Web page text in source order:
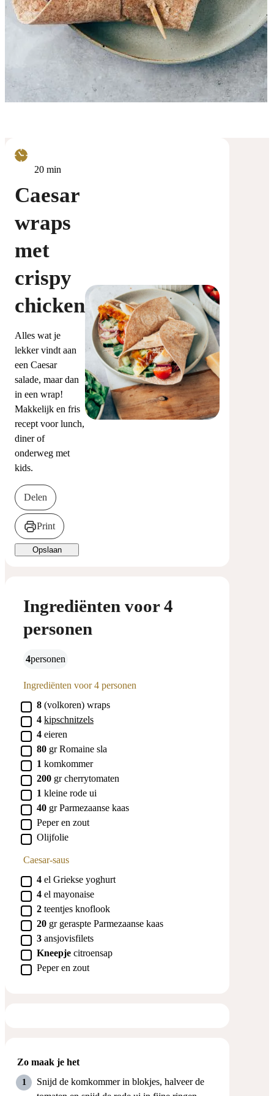
20minuten
min
Caesar
wraps
met
crispy
chicken
Alles wat je
lekker vindt aan
een Caesar
salade, maar dan
in een wrap!
Makkelijk en fris
recept voor lunch,
diner of
onderweg met
kids.
Delen
Print
Opslaan
Ingrediënten voor 4
personen
4 personen
Ingrediënten voor 4 personen
▢
8 (volkoren) wraps
▢
4 kipschnitzels
▢
4 eieren
▢
80 gr Romaine sla
▢
1 komkommer
▢
200 gr cherrytomaten
▢
1 kleine rode ui
▢
40 gr Parmezaanse kaas
▢
Peper en zout
▢
Olijfolie
Caesar-saus
▢
4 el Griekse yoghurt
▢
4 el mayonaise
▢
2 teentjes knoflook
▢
20 gr geraspte Parmezaanse kaas
▢
3 ansjovisfilets
▢
Kneepje citroensap
▢
Peper en zout
Zo maak je het
Snijd de komkommer in blokjes, halveer de